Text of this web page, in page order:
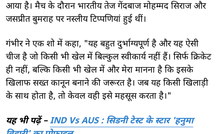
आया है। मैच के दौरान भारतीय तेज गेंदबाज मोहम्मद सिराज और
जसप्रीत बुमराह पर नस्लीय टिप्पणियां हुई थीं।
गंभीर ने एक शो में कहा, "यह बहुत दुर्भाग्यपूर्ण है और यह ऐसी
चीज है जो किसी भी खेल में बिल्कुल स्वीकार्य नहीं हैं। सिर्फ क्रिकेट
ही नहीं, बल्कि किसी भी खेल में और मेरा मानना है कि इसके
खिलाफ सख्त कानून बनाने की जरूरत है। जब यह किसी खिलाड़ी
के साथ होता है, तो केवल वही इसे महसूस करता है।"
यह भी पढ़ें –IND Vs AUS : सिडनी टेस्ट के स्टार 'हनुमा